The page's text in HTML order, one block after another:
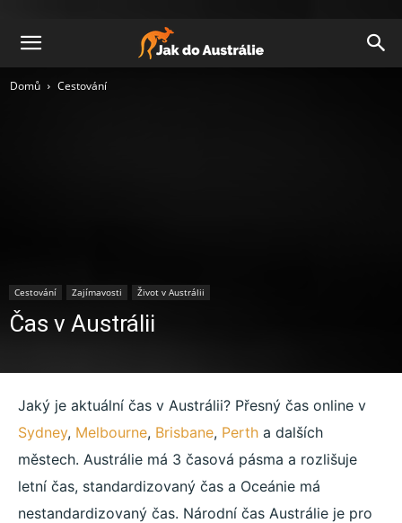
Domů Cestování
Cestování Zajímavosti Život v Austrálii
Čas v Austrálii
Jaký je aktuální čas v Austrálii? Přesný čas online v
Sydney, Melbourne, Brisbane, Perth a dalších
městech. Austrálie má 3 časová pásma a rozlišuje
letní čas, standardizovaný čas a Oceánie má
nestandardizovaný čas. Národní čas Austrálie je pro